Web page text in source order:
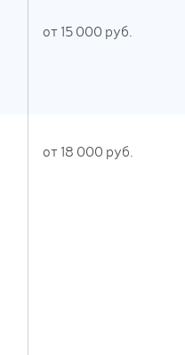
от15 000 руб.
от18 000 руб.